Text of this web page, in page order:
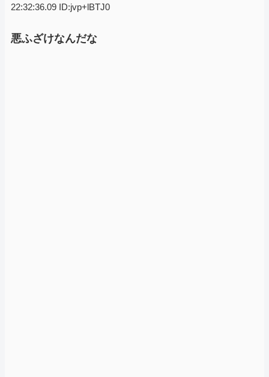
22:32:36.09 ID:jvp+lBTJ0
悪ふざけなんだな